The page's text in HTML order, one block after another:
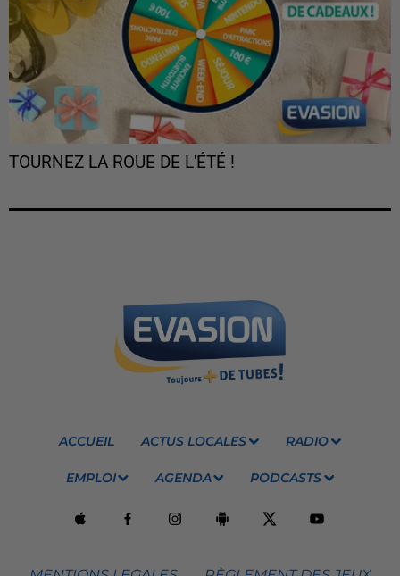
TOURNEZ LA ROUE DE L'ÉTÉ !
ACCUEIL ACTUS LOCALES RADIO
EMPLOI AGENDA PODCASTS